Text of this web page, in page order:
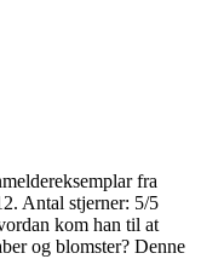
fra
Antal stjerner: 5/5
kom han til at
og blomster? Denne